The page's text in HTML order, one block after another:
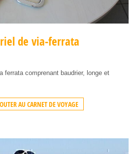
de via-ferrata
ferrata comprenant baudrier, longe et
AU CARNET DE VOYAGE